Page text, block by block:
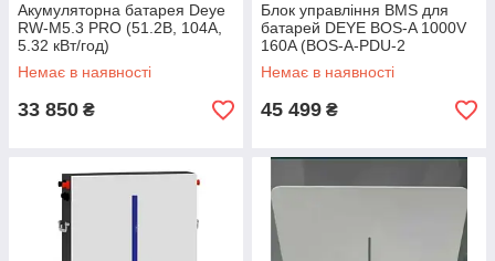
Акумуляторна батарея Deye
RW-M5.3 PRO (51.2В, 104А,
5.32 кВт/год)
Немає в наявності
33 850 ₴
Блок управління BMS для
батарей DEYE BOS-A 1000V
160A (BOS-A-PDU-2
1000V/160A)
Немає в наявності
45 499 ₴